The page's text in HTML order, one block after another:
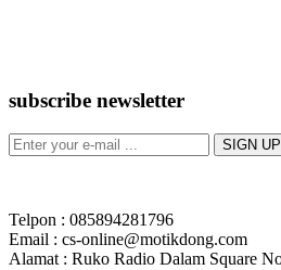
subscribe newsletter
Telpon : 085894281796
Email : cs-online@motikdong.com
Alamat : Ruko Radio Dalam Square